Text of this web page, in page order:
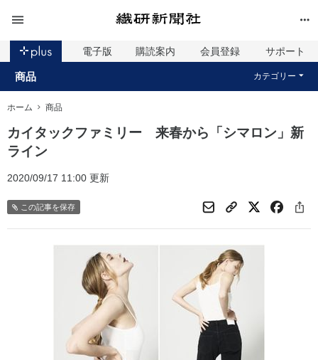
電子版 購読案内 会員登録 サポート
商品 カテゴリー
ホーム 商品
カイタックファミリー 来春から「シマロン」新
ライン
2020/09/17 11:00 更新
この記事を保存